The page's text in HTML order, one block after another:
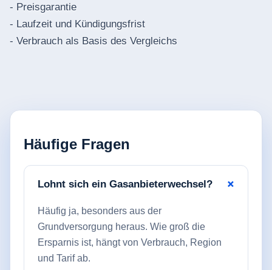
- Preisgarantie
- Laufzeit und Kündigungsfrist
- Verbrauch als Basis des Vergleichs
Häufige Fragen
Lohnt sich ein Gasanbieterwechsel?
Häufig ja, besonders aus der
Grundversorgung heraus. Wie groß die
Ersparnis ist, hängt von Verbrauch, Region
und Tarif ab.